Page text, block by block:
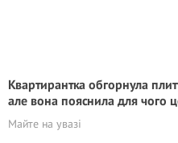
Квартирантка обгорнула
але вона пояснила для чого
Майте на увазі